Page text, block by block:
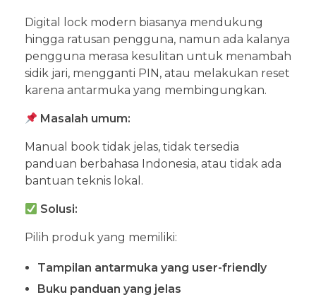
Digital lock modern biasanya mendukung
hingga ratusan pengguna, namun ada kalanya
pengguna merasa kesulitan untuk menambah
sidik jari, mengganti PIN, atau melakukan reset
karena antarmuka yang membingungkan.
Masalah umum:
Manual book tidak jelas, tidak tersedia
panduan berbahasa Indonesia, atau tidak ada
bantuan teknis lokal.
Solusi:
Pilih produk yang memiliki:
Tampilan antarmuka yang user-friendly
Buku panduan yang jelas